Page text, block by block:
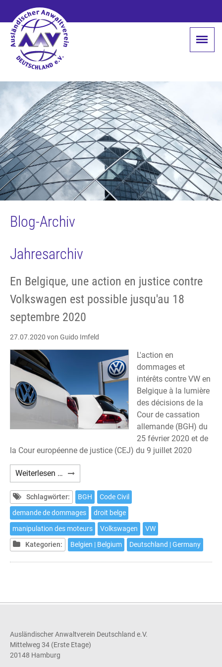
Blog-Archiv
Jahresarchiv
En Belgique, une action en justice contre
Volkswagen est possible jusqu'au 18
septembre 2020
27.07.2020 von Guido Imfeld
L'action en
dommages et
intérêts contre VW en
Belgique à la lumière
des décisions de la
Cour de cassation
allemande (BGH) du
25 février 2020 et de
la Cour européenne de justice (CEJ) du 9 juillet 2020
Weiterlesen … En
Belgique,
une
action
en
justice
contre
18
Schlagwörter: BGH
Code Civil
demande de dommages
droit belge
manipulation des moteurs
Volkswagen
VW
Kategorien:
Belgien | Belgium Deutschland | Germany
Ausländischer Anwaltverein Deutschland e.V.
Mittelweg 34 (Erste Etage)
20148 Hamburg